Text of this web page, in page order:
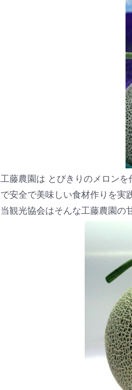
工藤農園は とびきりのメロン
で安全で美味しい食材作りを実
当観光協会はそんな工藤農園の